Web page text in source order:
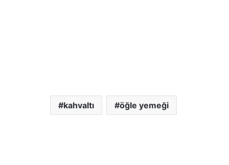
kahvaltı öğle yemeği